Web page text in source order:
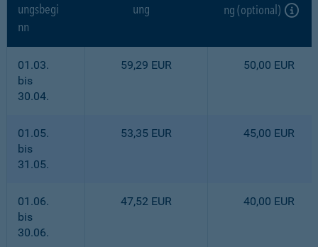
ungsbegi
nn
ung
ng (optional)
01.03.
bis
30.04.
59,29 EUR 50,00 EUR
01.05.
bis
31.05.
53,35 EUR 45,00 EUR
01.06.
bis
30.06.
47,52 EUR 40,00 EUR